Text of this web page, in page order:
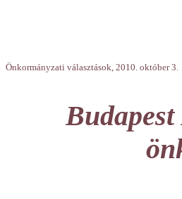
Önkormányzati választások, 2010. október 3.